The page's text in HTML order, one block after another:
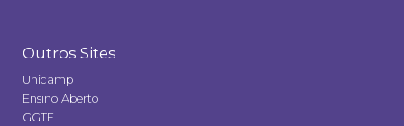
Outros Sites
Unicamp
Ensino Aberto
GGTE